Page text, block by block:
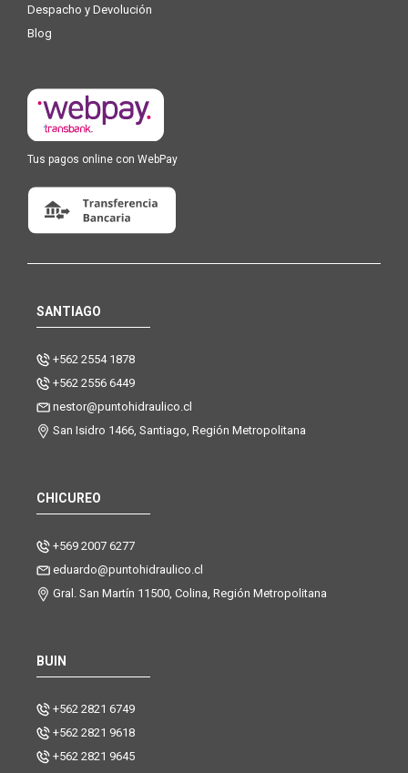
Despacho y Devolución
Blog
Tus pagos online con WebPay
SANTIAGO
+562 2554 1878
+562 2556 6449
nestor@puntohidraulico.cl
San Isidro 1466, Santiago, Región Metropolitana
CHICUREO
+569 2007 6277
eduardo@puntohidraulico.cl
Gral. San Martín 11500, Colina, Región Metropolitana
BUIN
+562 2821 6749
+562 2821 9618
+562 2821 9645